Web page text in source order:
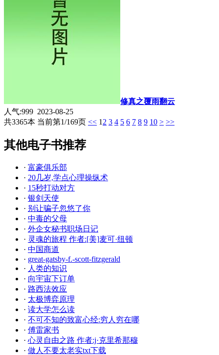
修真之覆雨翻云
人气:999 2023-08-25
共3365本 当前第1/169页 << 1 2 3 4 5 6 7 8 9 10 > >>
其他电子书推荐
· 富豪俱乐部
· 20几岁,学点心理操纵术
· 15秒打动对方
· 银剑天使
· 别让骗子忽悠了你
· 中毒的父母
· 外企女秘书职场日记
· 灵魂的旅程 作者:[美]麦可·纽顿
· 中国商道
· great-gatsby-f.-scott-fitzgerald
· 人类的知识
· 向宇宙下订单
· 路西法效应
· 太极博弈原理
· 读大学怎么读
· 不可不知的致富心经:穷人穷在哪
· 傅雷家书
· 心灵自由之路 作者:j·克里希那穆
· 做人不要太老实txt下载